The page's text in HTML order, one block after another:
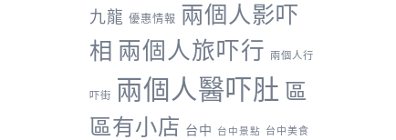
九龍 優惠情報 兩個人影吓
相 兩個人旅吓行 兩個人行
吓街 兩個人醫吓肚 區
區有小店 台中 台中景點 台中美食